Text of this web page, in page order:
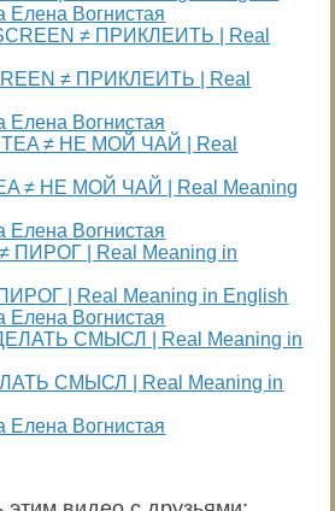
Елена Вогнистая
≠ ПРИКЛЕИТЬ | Real
Елена Вогнистая
≠ НЕ МОЙ ЧАЙ | Real Meaning
Елена Вогнистая
| Real Meaning in English
Елена Вогнистая
СМЫСЛ | Real Meaning in
Елена Вогнистая